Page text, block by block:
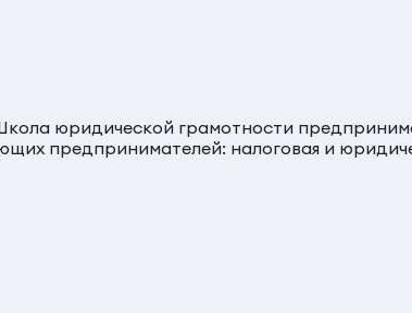
юридической грамотности
предпринимателей: налоговая и